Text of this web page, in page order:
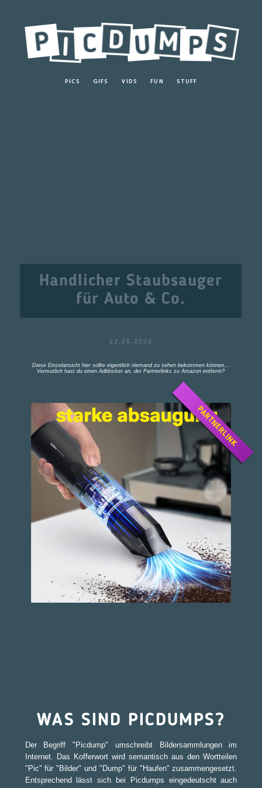
PICS GIFS VIDS FUN STUFF
Handlicher Staubsauger
für Auto & Co.
22.05.2026
Diese Einzelansicht hier sollte eigentlich niemand zu sehen bekommen können...
Vermutlich hast du einen Adblocker an, der Partnerlinks zu Amazon entfernt?
PARTNERLINK
WAS SIND PICDUMPS?
Der Begriff "Picdump" umschreibt Bildersammlungen im
Internet. Das Kofferwort wird semantisch aus den Wortteilen
"Pic" für "Bilder" und "Dump" für "Haufen" zusammengesetzt.
Entsprechend lässt sich bei Picdumps eingedeutscht auch